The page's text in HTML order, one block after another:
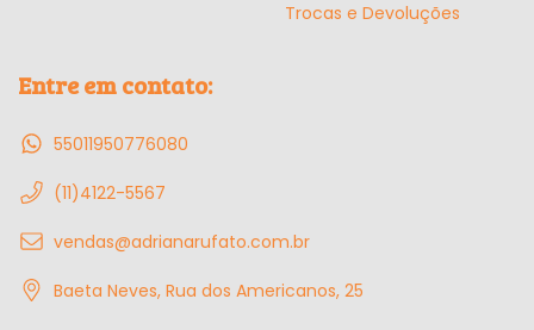
Trocas e Devoluções
Entre em contato:
55011950776080
(11)4122-5567
vendas@adrianarufato.com.br
Baeta Neves, Rua dos Americanos, 25